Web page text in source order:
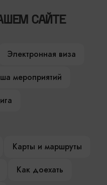
САЙТЕ
Электронная виза
мероприятий
Карты и маршруты
Как доехать